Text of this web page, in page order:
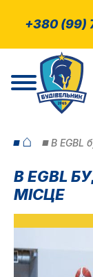
+380 (99)
⌂ В EGBL
В EGBL
МІСЦЕ